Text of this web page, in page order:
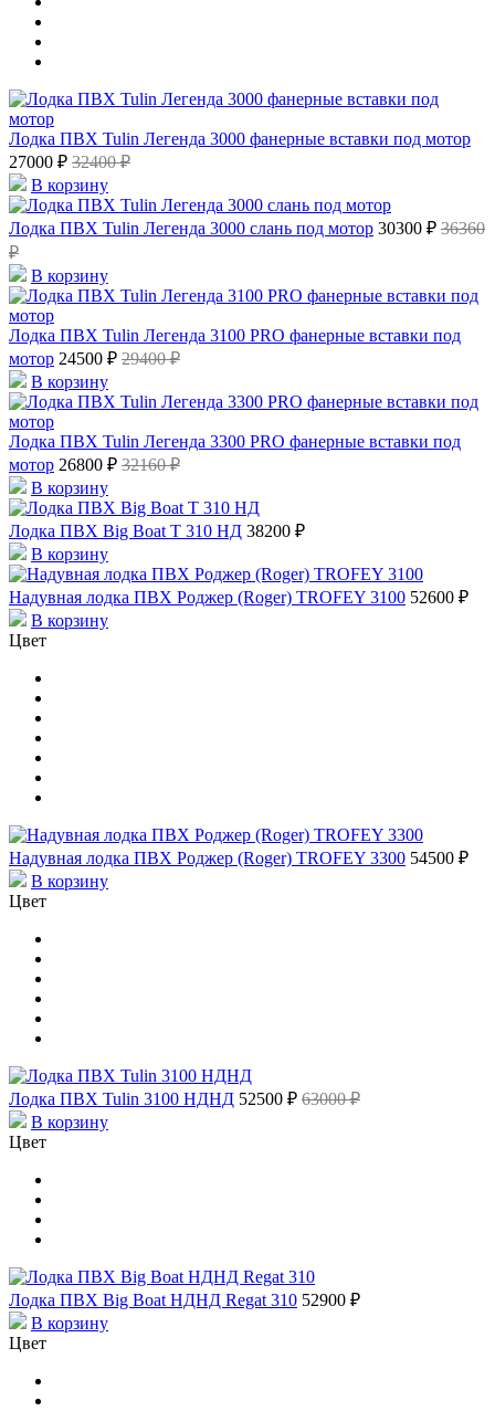
Лодка ПВХ Tulin Легенда 3000 фанерные вставки под мотор
27000 ₽ 32400 ₽
В корзину
Лодка ПВХ Tulin Легенда 3000 слань под мотор 30300 ₽ 36360
₽
В корзину
Лодка ПВХ Tulin Легенда 3100 PRO фанерные вставки под
мотор 24500 ₽ 29400 ₽
В корзину
Лодка ПВХ Tulin Легенда 3300 PRO фанерные вставки под
мотор 26800 ₽ 32160 ₽
В корзину
Лодка ПВХ Big Boat Т 310 НД 38200 ₽
В корзину
Надувная лодка ПВХ Роджер (Roger) TROFEY 3100 52600 ₽
В корзину
Цвет
Надувная лодка ПВХ Роджер (Roger) TROFEY 3300 54500 ₽
В корзину
Цвет
Лодка ПВХ Tulin 3100 НДНД 52500 ₽ 63000 ₽
В корзину
Цвет
Лодка ПВХ Big Boat НДНД Regat 310 52900 ₽
В корзину
Цвет